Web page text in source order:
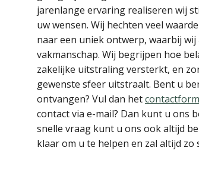
jarenlange ervaring realiseren wij
uw wensen. Wij hechten veel
naar een uniek ontwerp, waarbij
vakmanschap. Wij begrijpen hoe
zakelijke uitstraling versterkt, en
gewenste sfeer uitstraalt. Bent u
ontvangen? Vul dan het
contact via e-mail? Dan kunt u ons
snelle vraag kunt u ons ook altijd
klaar om u te helpen en zal altijd zo